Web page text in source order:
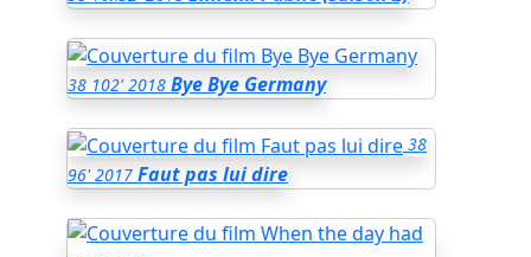
38 102' 2018 Bye Bye Germany
38
96' 2017 Faut pas lui dire